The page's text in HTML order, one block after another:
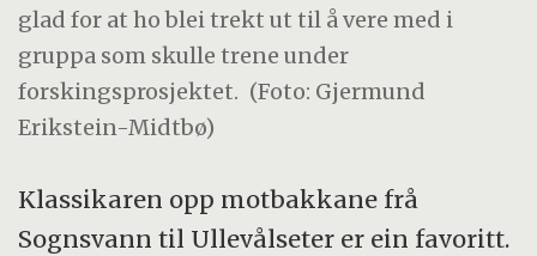
glad for at ho blei trekt ut til å vere med i
gruppa som skulle trene under
forskingsprosjektet. (Foto: Gjermund
Erikstein-Midtbø)
Klassikaren opp motbakkane frå
Sognsvann til Ullevålseter er ein favoritt.